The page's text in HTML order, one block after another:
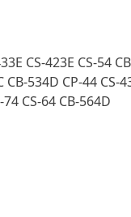
CS-423E CS-54
534D CP-44 CS-
74 CS-64 CB-564D